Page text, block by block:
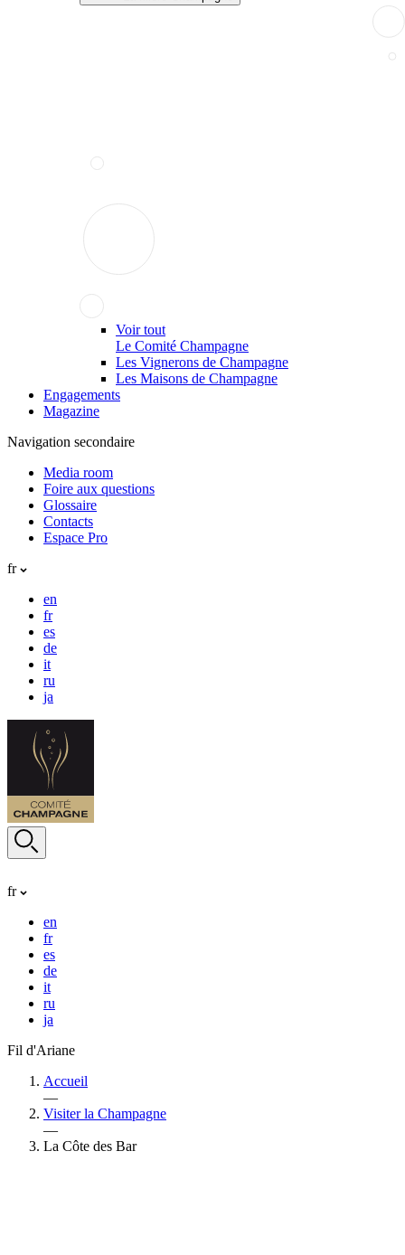
Voir tout
Le Comité Champagne
Les Vignerons de Champagne
Les Maisons de Champagne
Engagements
Magazine
Navigation secondaire
Media room
Foire aux questions
Glossaire
Contacts
Espace Pro
fr
en
fr
es
de
it
ru
ja
fr
en
fr
es
de
it
ru
ja
Fil d'Ariane
Accueil
—
Visiter la Champagne
—
La Côte des Bar